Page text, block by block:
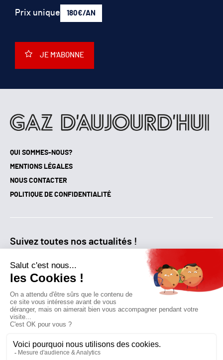
QUI SOMMES-NOUS?
MENTIONS LÉGALES
NOUS CONTACTER
POLITIQUE DE CONFIDENTIALITÉ
Suivez toutes nos actualités !
NEWSLETTER
Qui sommes-nous?
Contactez-nous
Prix unique 180€/AN
JE M'ABONNE